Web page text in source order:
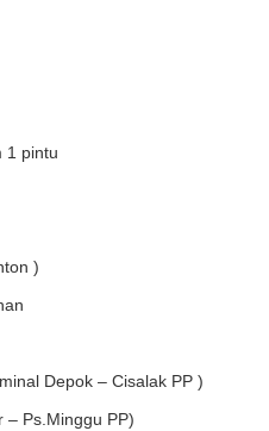
1 pintu
)
Depok – Cisalak PP )
– Ps.Minggu PP)